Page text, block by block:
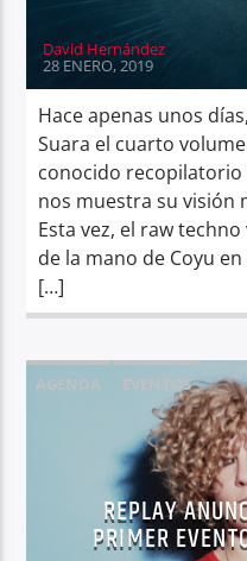
David Hernández
28 ENERO, 2019
Hace apenas unos
Suara el cuarto
conocido recopilatorio
nos muestra su visión
Esta vez, el raw
de la mano de Coyu
[…]
AGENDA EVENTOS
REPLAY
PRIMER